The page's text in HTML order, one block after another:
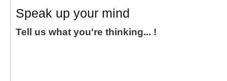
Speak up your mind
Tell us what you're thinking... !